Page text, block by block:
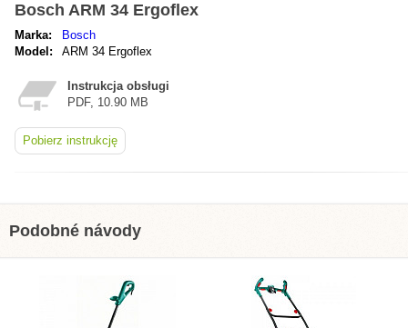
Bosch ARM 34 Ergoflex
Marka:
Bosch
Model:
ARM 34 Ergoflex
Instrukcja obsługi
PDF, 10.90 MB
Pobierz instrukcję
Podobné návody